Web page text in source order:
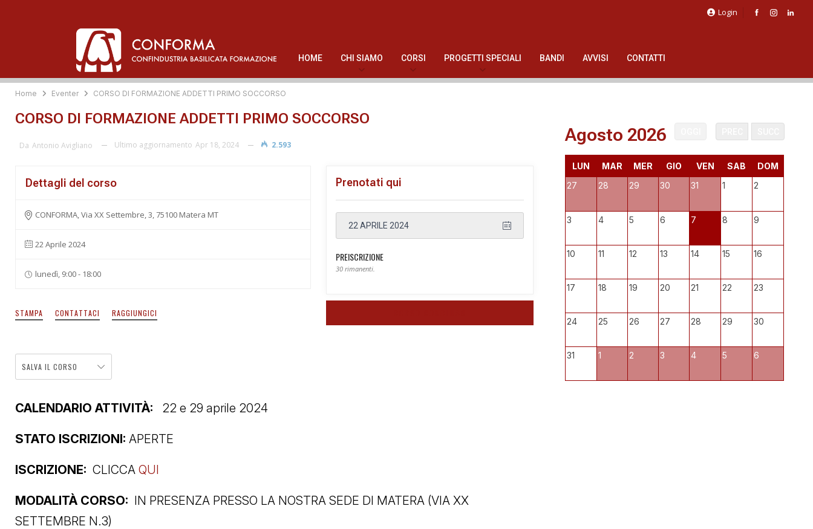
Login
HOME CHI SIAMO CORSI PROGETTI SPECIALI BANDI AVVISI CONTATTI
Home Eventer CORSO DI FORMAZIONE ADDETTI PRIMO SOCCORSO
CORSO DI FORMAZIONE ADDETTI PRIMO SOCCORSO
Da Antonio Avigliano Ultimo aggiornamento Apr 18, 2024 2.593
Dettagli del corso
CONFORMA, Via XX Settembre, 3, 75100 Matera MT
22 Aprile 2024
lunedì, 9:00 - 18:00
STAMPA CONTATTACI RAGGIUNGICI
Prenotati qui
22 APRILE 2024
PREISCRIZIONE
30 rimanenti.
SALVA IL CORSO
CALENDARIO ATTIVITÀ: 22 e 29 aprile 2024
STATO ISCRIZIONI: APERTE
ISCRIZIONE: CLICCA QUI
MODALITÀ CORSO: IN PRESENZA PRESSO LA NOSTRA SEDE DI MATERA (VIA XX
SETTEMBRE N.3)
Agosto 2026
LUN MAR MER GIO VEN SAB
DOM
27
28 29 30 31 1 2
3 4 5 6 7 8 9
10 11 12 13 14 15 16
17 18 19 20 21 22 23
24 25 26 27 28 29 30
31 1 2 3 4 5 6